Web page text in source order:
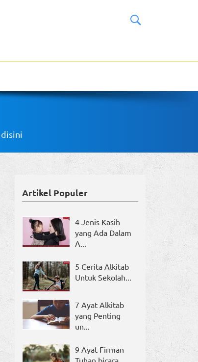
Artikel Populer
4 Jenis Kasih
yang Ada Dalam
A...
5 Cerita Alkitab
Untuk Sekolah...
7 Ayat Alkitab
yang Penting
un...
9 Ayat Firman
Tuhan bicara